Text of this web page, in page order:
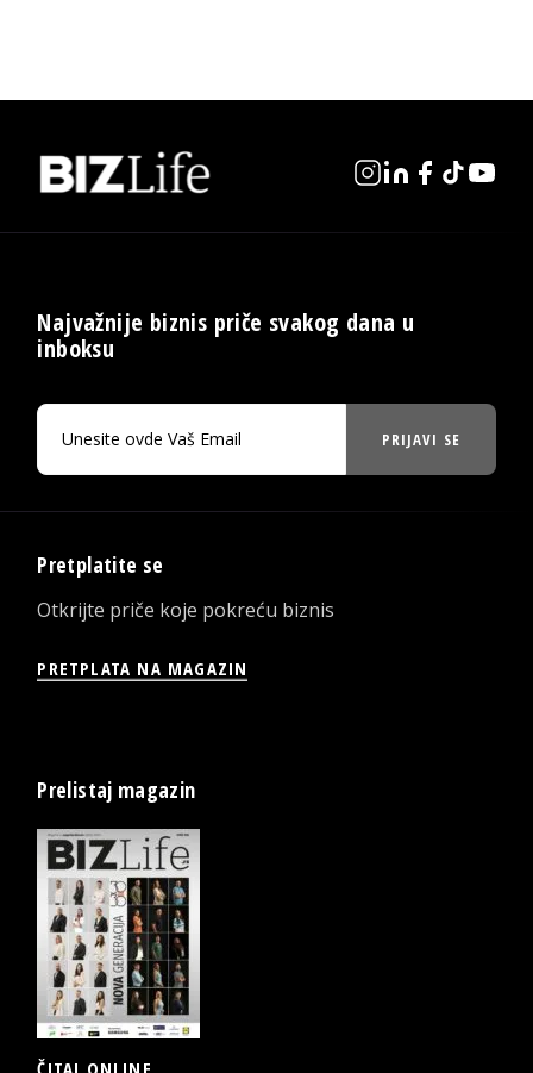
Najvažnije biznis priče svakog dana u
inboksu
PRIJAVI SE
Pretplatite se
Otkrijte priče koje pokreću biznis
PRETPLATA NA MAGAZIN
Prelistaj magazin